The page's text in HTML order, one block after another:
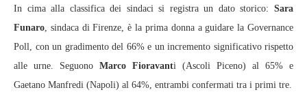
In cima alla classifica dei sindaci si registra un dato storico: Sara
Funaro, sindaca di Firenze, è la prima donna a guidare la Governance
Poll, con un gradimento del 66% e un incremento significativo rispetto
alle urne. Seguono Marco Fioravanti (Ascoli Piceno) al 65% e
Gaetano Manfredi (Napoli) al 64%, entrambi confermati tra i primi tre.